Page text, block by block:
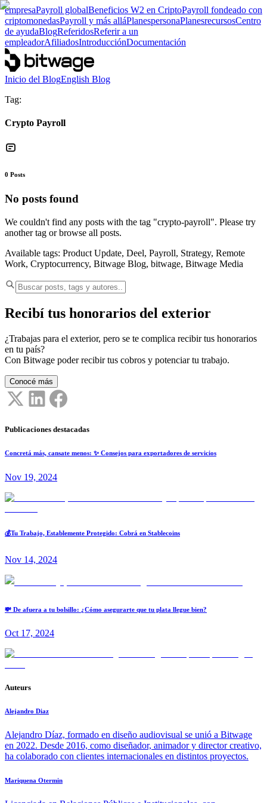
empresaPayroll globalBeneficios W2 en CriptoPayroll fondeado con
criptomonedasPayroll y más alláPlanespersonaPlanesrecursosCentro
de ayudaBlogReferidosReferir a un
empleadorAfiliadosIntroducciónDocumentación
Inicio del BlogEnglish Blog
Tag:
Crypto Payroll
0 Posts
No posts found
We couldn't find any posts with the tag "crypto-payroll". Please try
another tag or browse all posts.
Available tags: Product Update, Deel, Payroll, Strategy, Remote
Work, Cryptocurrency, Bitwage Blog, bitwage, Bitwage Media
Recibí tus honorarios del exterior
¿Trabajas para el exterior, pero se te complica recibir tus honorarios
en tu país?
Con Bitwage poder recibir tus cobros y potenciar tu trabajo.
Conocé más
Publicaciones destacadas
Concretá más, cansate menos: ✨ Consejos para exportadores de servicios
Nov 19, 2024
💰Tu Trabajo, Establemente Protegido: Cobrá en Stablecoins
Nov 14, 2024
💸 De afuera a tu bolsillo: ¿Cómo asegurarte que tu plata llegue bien?
Oct 17, 2024
Auteurs
Alejandro Diaz
Alejandro Díaz, formado en diseño audiovisual se unió a Bitwage
en 2022. Desde 2016, como diseñador, animador y director creativo,
ha colaborado con clientes internacionales en distintos proyectos.
Mariquena Otermin